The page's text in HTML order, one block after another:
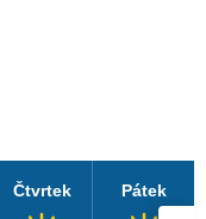
Čtvrtek Pátek